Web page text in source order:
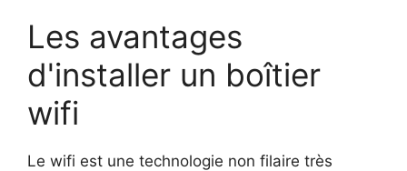
Les avantages
d'installer un boîtier
wifi
Le wifi est une technologie non filaire très